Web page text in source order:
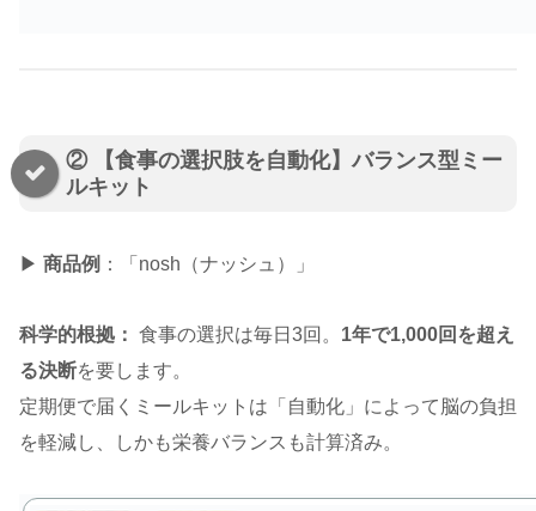
② 【食事の選択肢を自動化】バランス型ミー
ルキット
▶ 商品例 ：「nosh（ナッシュ）」
科学的根拠： 食事の選択は毎日3回。 1年で1,000回を超え
る決断を要します。
定期便で届くミールキットは「自動化」によって脳の負担
を軽減し、しかも栄養バランスも計算済み。